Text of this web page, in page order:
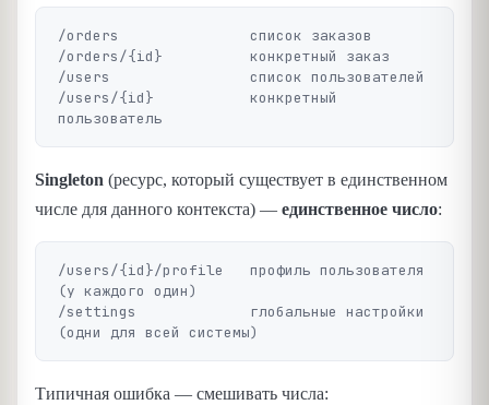
/orders               список заказов
/orders/{id}          конкретный заказ
/users                список пользователей
/users/{id}           конкретный
Singleton (ресурс, который существует в единственном
числе для данного контекста) — единственное число:
/users/{id}/profile   профиль пользователя
(у каждого один)
/settings             глобальные настройки
Типичная ошибка — смешивать числа: